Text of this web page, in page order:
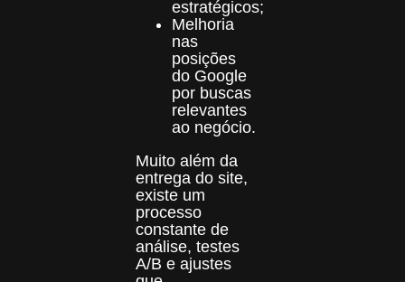
estratégicos;
Melhoria
nas
posições
do Google
por buscas
relevantes
ao negócio.
Muito além da
entrega do site,
existe um
processo
constante de
análise, testes
A/B e ajustes